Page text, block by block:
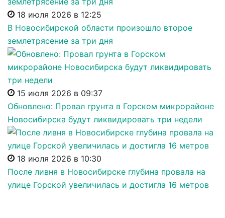
18 июля 2026 в 12:25
В Новосибирской области произошло второе
землетрясение за три дня
15 июля 2026 в 09:37
Обновлено: Провал грунта в Горском микрорайоне
Новосибирска будут ликвидировать три недели
18 июля 2026 в 10:30
После ливня в Новосибирске глубина провала на
улице Горской увеличилась и достигла 16 метров